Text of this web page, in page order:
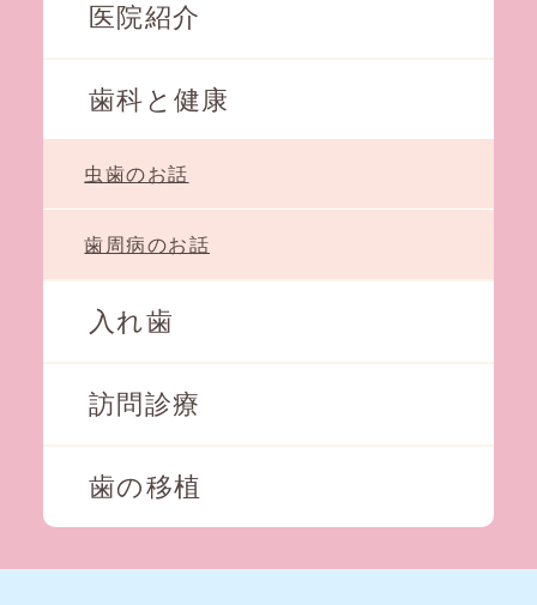
医院紹介
歯科と健康
虫歯のお話
歯周病のお話
入れ歯
訪問診療
歯の移植